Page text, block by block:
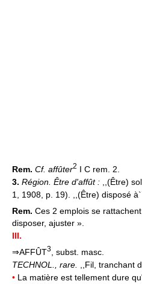
Rem. Cf. affûter2 I C rem. 2.
3. Région. Être d'affût :
,,(Être)
1, 1908, p. 19). ,,(Être) disposé
Rem. Ces 2 emplois se
disposer, ajuster ».
III.
⇒AFFÛT3
, subst. masc.
TECHNOL., rare.
,,Fil, tranchant
• La matière est tellement dure